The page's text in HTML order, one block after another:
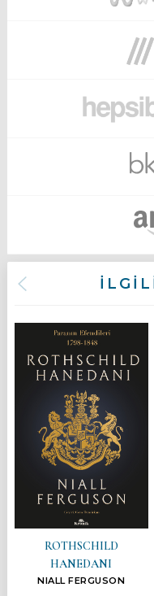
ROTHSCHILD
HANEDANI
NIALL FERGUSON